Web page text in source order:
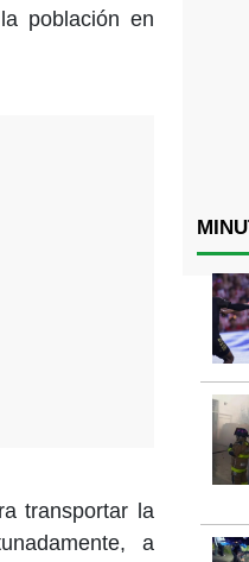
población en
transportar la
a